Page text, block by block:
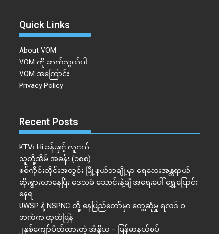
Quick Links
About VOM
VOM ကို ဆက်သွယ်ပါ
VOM အကြောင်း
Privacy Policy
Recent Posts
KTV၊ Hi ခန်းနှင့် လူငယ်
သူတို့အိမ် အခန်း (၁၈၈)
စစ်ကိုင်းတိုင်းအတွင်း မြို့နယ်တချို့မှာ ရေဘေးအန္တရာယ်
ဆိုးရွားလာနေပြီး ဒေသခံ သောင်းနဲ့ချီ အရေးပေါ် ရွှေ့ပြောင်း
နေရ
UWSP နဲ့ NSPNC တို့ နေပြည်တော်မှာ တွေ့ဆုံမှု ရလဒ် ဝ
ဘက်က ထုတ်ပြန်
၂နှစ်​ကျော်ပိတ်ထားတဲ့ အိန္ဒိယ – မြန်မာနယ်စပ်